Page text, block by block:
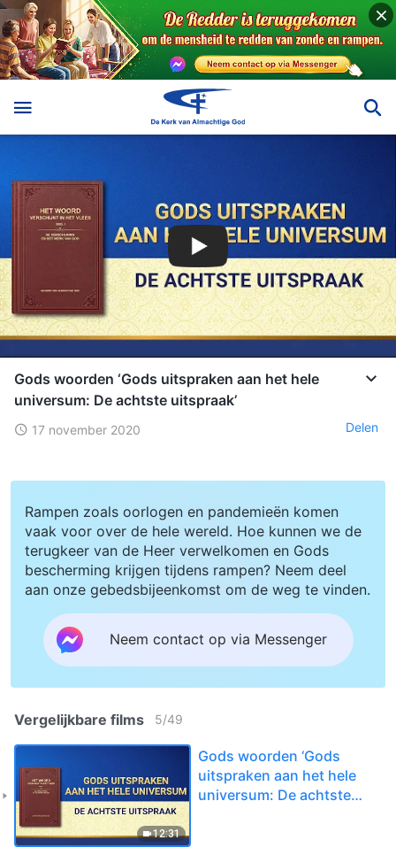
Gods woorden ‘Gods uitspraken aan het hele
universum: De achtste uitspraak’
17 november 2020 Delen
Rampen zoals oorlogen en pandemieën komen
vaak voor over de hele wereld. Hoe kunnen we de
terugkeer van de Heer verwelkomen en Gods
bescherming krijgen tijdens rampen? Neem deel
aan onze gebedsbijeenkomst om de weg te vinden.
Neem contact op via Messenger
Vergelijkbare films 5/49
12:31
Gods woorden ‘Gods
uitspraken aan het hele
universum: De achtste